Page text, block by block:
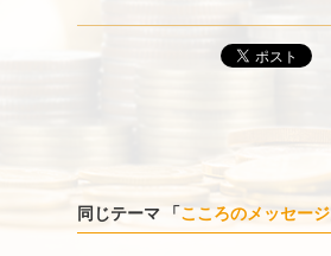
ポスト
同じテーマ 「こころのメッセージ